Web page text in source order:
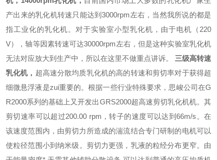
产出来的乳化机转速只能达到3000rpm左右，当然我所说的都是
指工业化的乳化机。对于实验室小型乳化机，由于电机（220
V），轴等因素转速可达30000rpm左右，但是这种实验室乳化机
无法对应放大到生产中，所以在这里不做重点讲诉。
三级高转速
乳化机， 超高速分散均质乳化机的高的转速和剪切率对于获得超
细微悬浮液是zui重要的。根据一些行业特殊要求， 思峻公司在G
R2000系列的基础上又开发出GRS2000超高速剪切乳化机机。其
剪切速率可以超过200.00 rpm，转子的速度可以达到66m/s。在
该速度范围内，由剪切力所造成的湍流结合专门研制的电机可以
使粒径范围小到纳米级 。剪切力更强，乳液的粒经分布更窄。由